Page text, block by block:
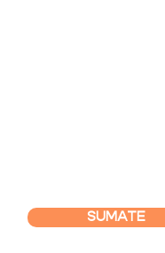
SUMATE